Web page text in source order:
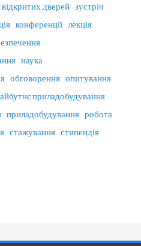
дверей зустріч
конференції лекція
наука
обговорення опитування
приладобудування
приладобудування робота
стажування стипендія